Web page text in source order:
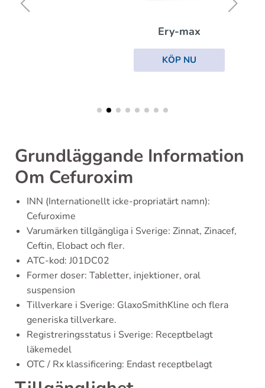
Grundläggande Information
Om Cefuroxim
INN (Internationellt icke-propriatärt namn):
Cefuroxime
Varumärken tillgängliga i Sverige: Zinnat, Zinacef,
Ceftin, Elobact och fler.
ATC-kod: J01DC02
Former doser: Tabletter, injektioner, oral
suspension
Tillverkare i Sverige: GlaxoSmithKline och flera
generiska tillverkare.
Registreringsstatus i Sverige: Receptbelagt
läkemedel
OTC / Rx klassificering: Endast receptbelagt